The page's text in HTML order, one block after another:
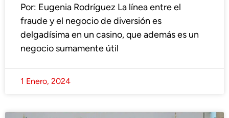
Por: Eugenia Rodríguez La línea entre el
fraude y el negocio de diversión es
delgadísima en un casino, que además es un
negocio sumamente útil
1 Enero, 2024